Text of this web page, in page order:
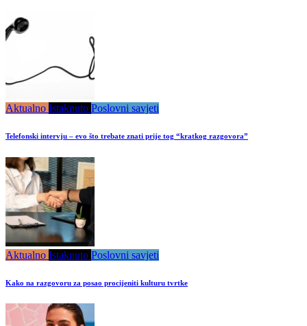
Aktualno Istaknuto Poslovni savjeti
Telefonski intervju – evo što trebate znati prije tog “kratkog razgovora”
Aktualno Istaknuto Poslovni savjeti
Kako na razgovoru za posao procijeniti kulturu tvrtke